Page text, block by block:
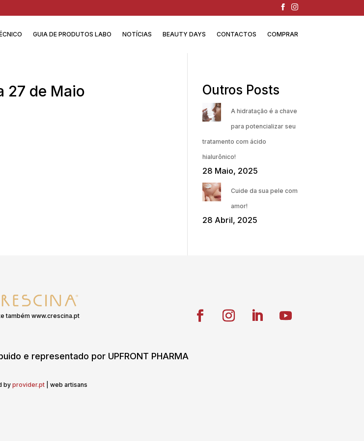
GUIA DE PRODUTOS LABO NOTÍCIAS BEAUTY DAYS CONTACTOS COMPRAR
27 de Maio Outros Posts
A hidratação é a chave
para potencializar seu
tratamento com ácido
hialurônico!
28 Maio, 2025
Cuide da sua pele com
amor!
28 Abril, 2025
também www.crescina.pt
e representado por UPFRONT PHARMA
by provider.pt | web artisans